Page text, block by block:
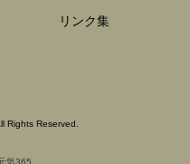
リンク集
Rights Reserved.
気365